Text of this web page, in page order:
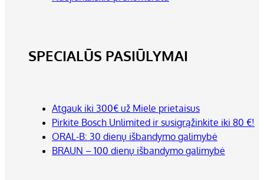
SPECIALŪS PASIŪLYMAI
Atgauk iki 300€ už Miele prietaisus
Pirkite Bosch Unlimited ir susigrąžinkite iki 80 €!
ORAL-B: 30 dienų išbandymo galimybė
BRAUN – 100 dienų išbandymo galimybė